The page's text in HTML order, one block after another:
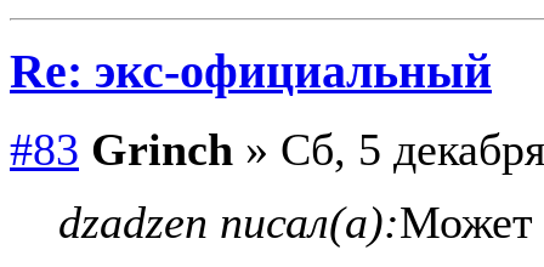
Re: экс-официальный
#83 Grinch » Сб, 5
dzadzen писал(а):Может